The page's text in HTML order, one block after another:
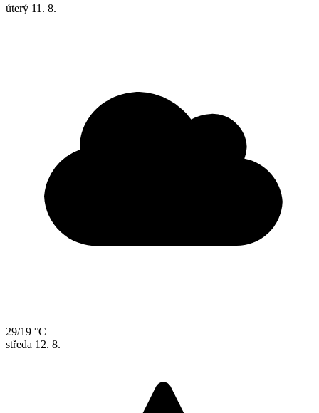
úterý 11. 8.
29/19 °C
středa 12. 8.